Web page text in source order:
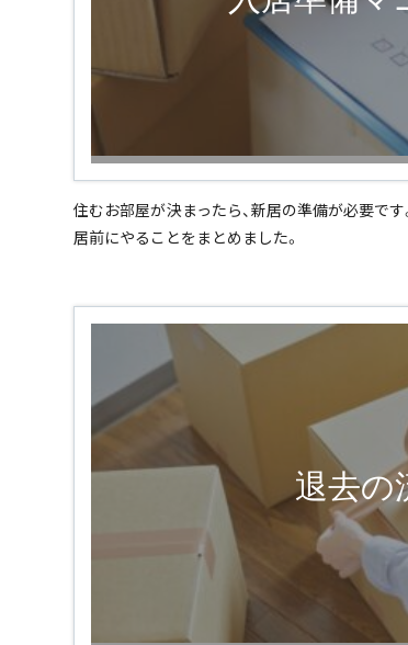
住むお部屋が決まったら、新居の準備が必要です
居前にやることをまとめました。
退去の